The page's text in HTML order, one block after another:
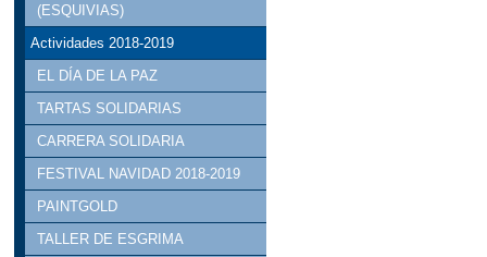
(ESQUIVIAS)
Actividades 2018-2019
EL DÍA DE LA PAZ
TARTAS SOLIDARIAS
CARRERA SOLIDARIA
FESTIVAL NAVIDAD 2018-2019
PAINTGOLD
TALLER DE ESGRIMA